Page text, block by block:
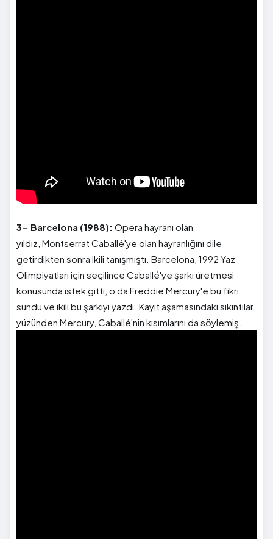
3- Barcelona (1988): Opera hayranı olan
yıldız, Montserrat Caballé'ye olan hayranlığını dile
getirdikten sonra ikili tanışmıştı. Barcelona, 1992 Yaz
Olimpiyatları için seçilince Caballé'ye şarkı üretmesi
konusunda istek gitti, o da Freddie Mercury'e bu fikri
sundu ve ikili bu şarkıyı yazdı. Kayıt aşamasındaki sıkıntılar
yüzünden Mercury, Caballé'nin kısımlarını da söylemiş.